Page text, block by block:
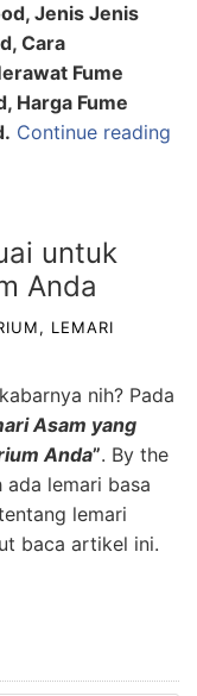
Jenis Jenis
Cara
Fume
Harga Fume
Continue reading
untuk
Anda
, LEMARI
nih? Pada
Asam yang
Anda”. By the
ada lemari basa
lemari
baca artikel ini.